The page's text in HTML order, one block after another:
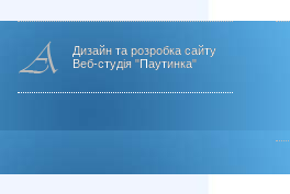
Дизайн та розробка сайту
Веб-студія "Паутинка"